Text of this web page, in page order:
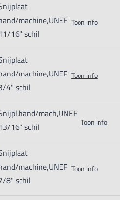
machine,UNEF
11/16" schil
Toon info
machine,UNEF
4" schil
Toon info
mach,UNEF
13/16" schil
Toon info
machine,UNEF
8" schil
Toon info